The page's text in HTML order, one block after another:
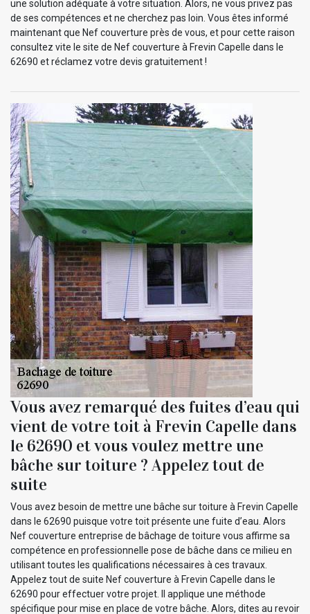
une solution adéquate à votre situation. Alors, ne vous privez pas
de ses compétences et ne cherchez pas loin. Vous êtes informé
maintenant que Nef couverture près de vous, et pour cette raison
consultez vite le site de Nef couverture à Frevin Capelle dans le
62690 et réclamez votre devis gratuitement !
Vous avez remarqué des fuites d’eau qui
vient de votre toit à Frevin Capelle dans
le 62690 et vous voulez mettre une
bâche sur toiture ? Appelez tout de
suite
Vous avez besoin de mettre une bâche sur toiture à Frevin Capelle
dans le 62690 puisque votre toit présente une fuite d’eau. Alors
Nef couverture entreprise de bâchage de toiture vous affirme sa
compétence en professionnelle pose de bâche dans ce milieu en
utilisant toutes les qualifications nécessaires à ces travaux.
Appelez tout de suite Nef couverture à Frevin Capelle dans le
62690 pour effectuer votre projet. Il applique une méthode
spécifique pour mise en place de votre bâche. Alors, dites au revoir